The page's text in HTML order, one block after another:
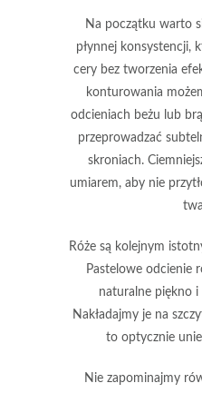
Na początku warto
płynnej konsystencji,
cery bez tworzenia
konturowania
odcieniach beżu lub
przeprowadzać
skroniach.
umiarem, aby nie
Róże są kolejnym
Pastelowe odcienie
naturalne piękno i
Nakładajmy je na
to optycznie
Nie zapominajmy